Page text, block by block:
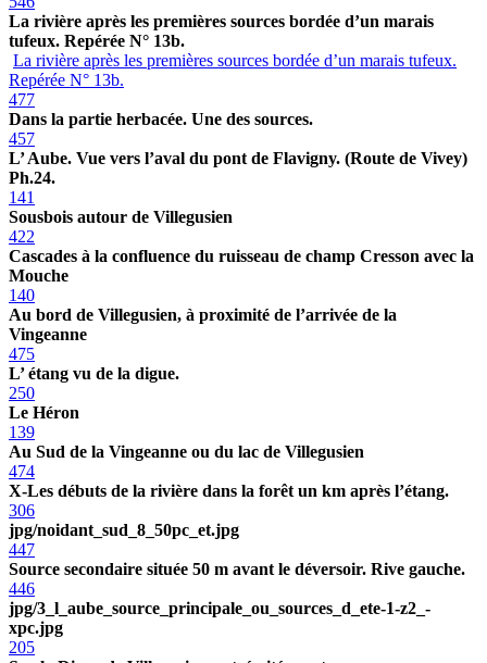
La rivière après les premières sources bordée d’un marais
tufeux. Repérée N° 13b.
La rivière après les premières sources bordée d’un marais tufeux.
Repérée N° 13b.
477
Dans la partie herbacée. Une des sources.
457
L’ Aube. Vue vers l’aval du pont de Flavigny. (Route de Vivey)
Ph.24.
141
Sousbois autour de Villegusien
422
Cascades à la confluence du ruisseau de champ Cresson avec la
Mouche
140
Au bord de Villegusien, à proximité de l’arrivée de la
Vingeanne
475
L’ étang vu de la digue.
250
Le Héron
139
Au Sud de la Vingeanne ou du lac de Villegusien
474
X-Les débuts de la rivière dans la forêt un km après l’étang.
306
jpg/noidant_sud_8_50pc_et.jpg
447
Source secondaire située 50 m avant le déversoir. Rive gauche.
446
jpg/3_l_aube_source_principale_ou_sources_d_ete-1-z2_-
xpc.jpg
205